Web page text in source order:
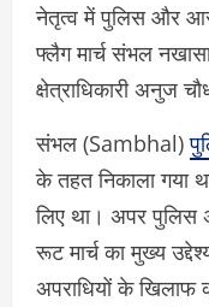
नेतृत्व में पुलिस और
फ्लैग मार्च संभल
क्षेत्राधिकारी अनुज
संभल (Sambhal)
के तहत निकाला गया
लिए था। अपर पुलिस
रूट मार्च का मुख्य
अपराधियों के खिलाफ